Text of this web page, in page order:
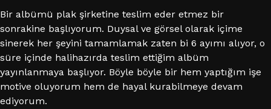
Bir albümü plak şirketine teslim eder etmez bir
sonrakine başlıyorum. Duysal ve görsel olarak içime
sinerek her şeyini tamamlamak zaten bi 6 ayımı alıyor, o
süre içinde halihazırda teslim ettiğim albüm
yayınlanmaya başlıyor. Böyle böyle bir hem yaptığım işe
motive oluyorum hem de hayal kurabilmeye devam
ediyorum.